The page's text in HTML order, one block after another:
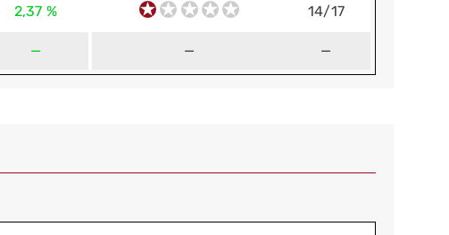
2,37 % 14/17
— — —